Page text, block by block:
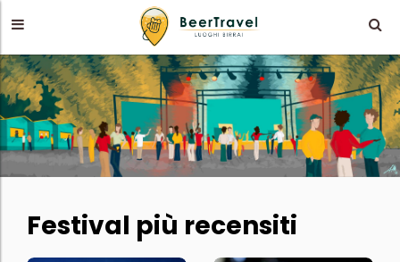
Festival più recensiti